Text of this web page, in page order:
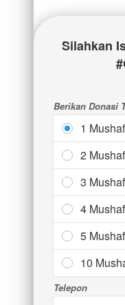
Berikan Donasi
1
2
3
4
5
10
Telepon